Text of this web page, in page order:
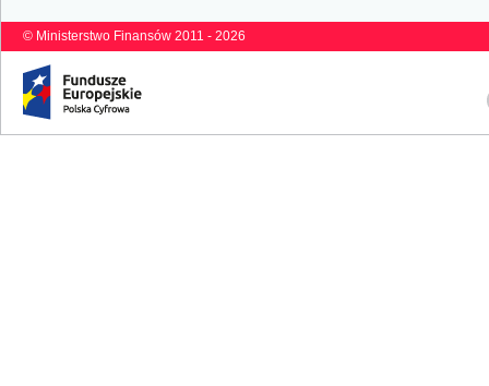
© Ministerstwo Finansów 2011 - 2026